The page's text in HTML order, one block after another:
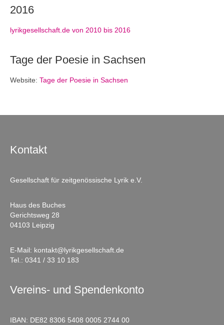
2016
lyrikgesellschaft.de von 2010 bis 2016
Tage der Poesie in Sachsen
Website: Tage der Poesie in Sachsen
Kontakt
Gesellschaft für zeitgenössische Lyrik e.V.
Haus des Buches
Gerichtsweg 28
04103 Leipzig
E-Mail: kontakt@lyrikgesellschaft.de
Tel.: 0341 / 33 10 183
Vereins- und Spendenkonto
IBAN: DE82 8306 5408 0005 2744 00